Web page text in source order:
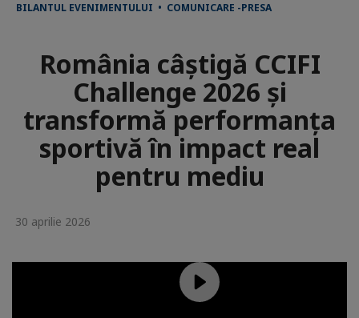
BILANTUL EVENIMENTULUI • COMUNICARE -PRESA
România câștigă CCIFI
Challenge 2026 și
transformă performanța
sportivă în impact real
pentru mediu
30 aprilie 2026